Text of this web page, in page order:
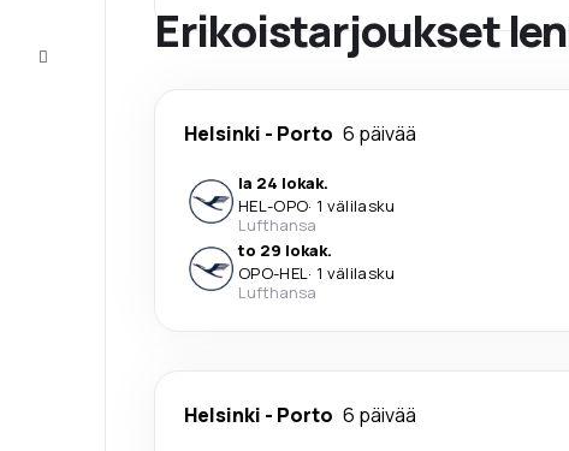
Erikoistarjoukset
Helsinki - Porto 6 päivää
la 24 lokak.
HEL-OPO· 1 välilasku
Lufthansa
to 29 lokak.
OPO-HEL· 1 välilasku
Lufthansa
Helsinki - Porto 6 päivää